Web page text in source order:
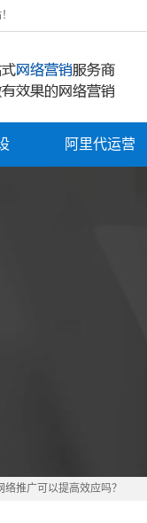
阿里代运营
络推广可以提高效应吗？